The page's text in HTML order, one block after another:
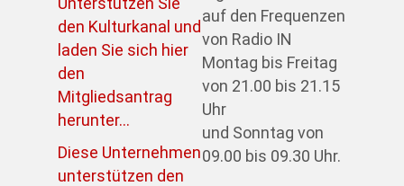
den Kulturkanal und
laden Sie sich hier
den
Mitgliedsantrag
herunter...
Diese Unternehmen
unterstützen den
auf den Frequenzen
von Radio IN
Montag bis Freitag
von 21.00 bis 21.15
Uhr
und Sonntag von
09.00 bis 09.30 Uhr.